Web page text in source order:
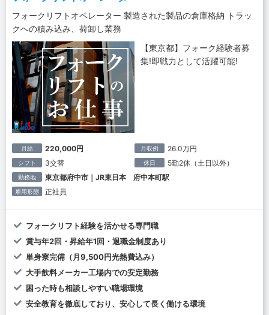
フォークリフトオペレーター 製造された製品の倉庫格納 トラッ
クへの積み込み、荷卸し業務
【東京都】フォーク経験者募
集!即戦力として活躍可能!
月給 220,000円 月収例 26.0万円
シフト 3交替 休日 5勤2休（土日以外）
勤務地 東京都府中市｜JR東日本 府中本町駅
雇用形態 正社員
フォークリフト経験を活かせる専門職
賞与年2回・昇給年1回・退職金制度あり
単身寮完備（月9,500円光熱費込み）
大手飲料メーカー工場内での安定勤務
困った時も相談しやすい職場環境
安全教育を徹底しており、安心して長く働ける環境